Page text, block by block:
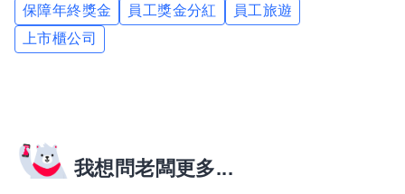
保障年終獎金 員工獎金分紅
員工旅遊
上市櫃公司
我想問老闆更多...